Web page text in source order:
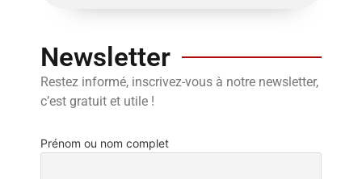
Newsletter
Restez informé, inscrivez-vous à notre newsletter,
c’est gratuit et utile !
Prénom ou nom complet